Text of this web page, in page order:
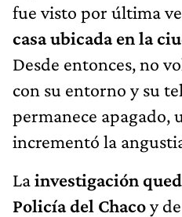
fue visto por última
casa ubicada en la
Desde entonces, no
con su entorno y su
permanece apagado,
incrementó la
Lainvestigación
Policía del Chacoy